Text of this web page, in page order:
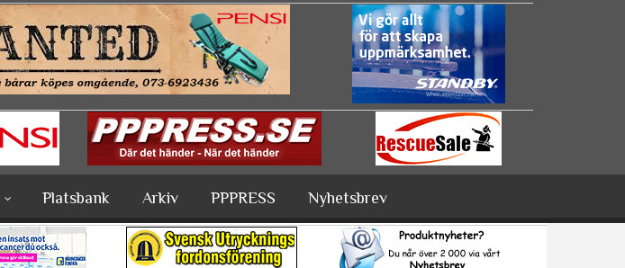
Platsbank Arkiv PPPRESS Nyhetsbrev